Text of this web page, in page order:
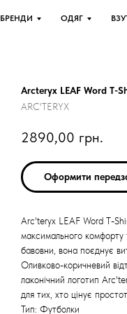
БРЕНДИ ОДЯГ
Arcteryx LEAF Word T-
ARC'TERYX
2890,00 грн.
Оформити
Arc'teryx LEAF Word T-
максимального комфорту
бавовни, вона поєднує
Оливково-коричневий
лаконічний логотип
для тих, хто цінує
Тип: Футболки